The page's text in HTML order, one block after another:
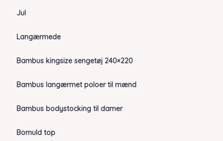
Jul
Langærmede
Bambus kingsize sengetøj 240×220
Bambus langærmet poloer til mænd
Bambus bodystocking til damer
Bomuld top